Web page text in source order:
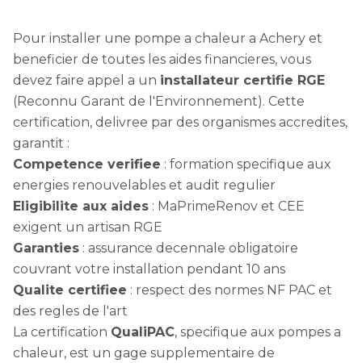
Pour installer une pompe a chaleur a Achery et
beneficier de toutes les aides financieres, vous
devez faire appel a un installateur certifie RGE
(Reconnu Garant de l'Environnement). Cette
certification, delivree par des organismes accredites,
garantit :
Competence verifiee : formation specifique aux
energies renouvelables et audit regulier
Eligibilite aux aides : MaPrimeRenov et CEE
exigent un artisan RGE
Garanties : assurance decennale obligatoire
couvrant votre installation pendant 10 ans
Qualite certifiee : respect des normes NF PAC et
des regles de l'art
La certification QualiPAC, specifique aux pompes a
chaleur, est un gage supplementaire de